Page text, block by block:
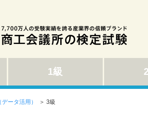
1級
ータ活用） ＞ 3級